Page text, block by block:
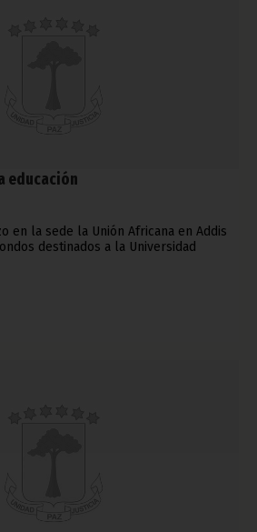
educación
en la sede la Unión Africana en Addis
destinados a la Universidad